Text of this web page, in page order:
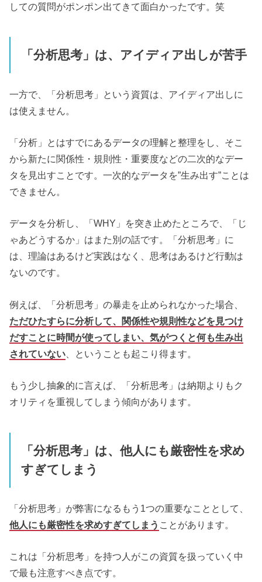
しての質問がポンポン出てきて面白かったです。笑
「分析思考」は、アイディア出しが苦手
一方で、「分析思考」という資質は、アイディア出しに
は使えません。
「分析」とはすでにあるデータの理解と整理をし、そこ
から新たに関係性・規則性・重要度などの二次的なデー
タを見出すことです。一次的なデータを”生み出す”ことは
できません。
データを分析し、「WHY」を突き止めたところで、「じ
ゃあどうするか」はまた別の話です。「分析思考」に
は、理論はあるけど実践はなく、思考はあるけど行動は
ないのです。
例えば、「分析思考」の暴走を止められなかった場合、
ただひたすらに分析して、関係性や規則性などを見つけ
だすことに時間が使ってしまい、気がつくと何も生み出
されていない 、ということも起こり得ます。
もう少し抽象的に言えば、「分析思考」は納期よりもク
オリティを重視してしまう傾向があります。
「分析思考」は、他人にも厳密性を求め
すぎてしまう
「分析思考」が弊害になるもう1つの重要なこととして、
他人にも厳密性を求めすぎてしまう ことがあります。
これは「分析思考」を持つ人がこの資質を扱っていく中
で最も注意すべき点です。